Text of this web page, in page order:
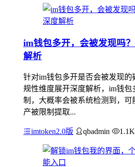
im钱包多开，会被发现吗
解析
针对im钱包多开是否会被发现
规性维度展开深度解析，im钱
制，大概率会被系统检测到，可
产被限制提取...
imtoken2.0版 qbadmin 1.1K